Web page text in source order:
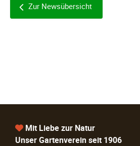
Zur Newsübersicht
Mit Liebe zur Natur
Unser Gartenverein seit 1906